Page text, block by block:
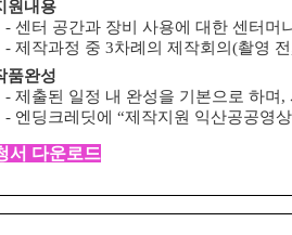
원내용
- 센터 공간과 장비 사용에 대한 센터머
- 제작과정 중 3차례의 제작회의 (촬영 전
품완성
- 제출된 일정 내 완성을 기본으로 하며 ,
- 엔딩크레딧에 “제작지원 익산공공영
서 다운로드